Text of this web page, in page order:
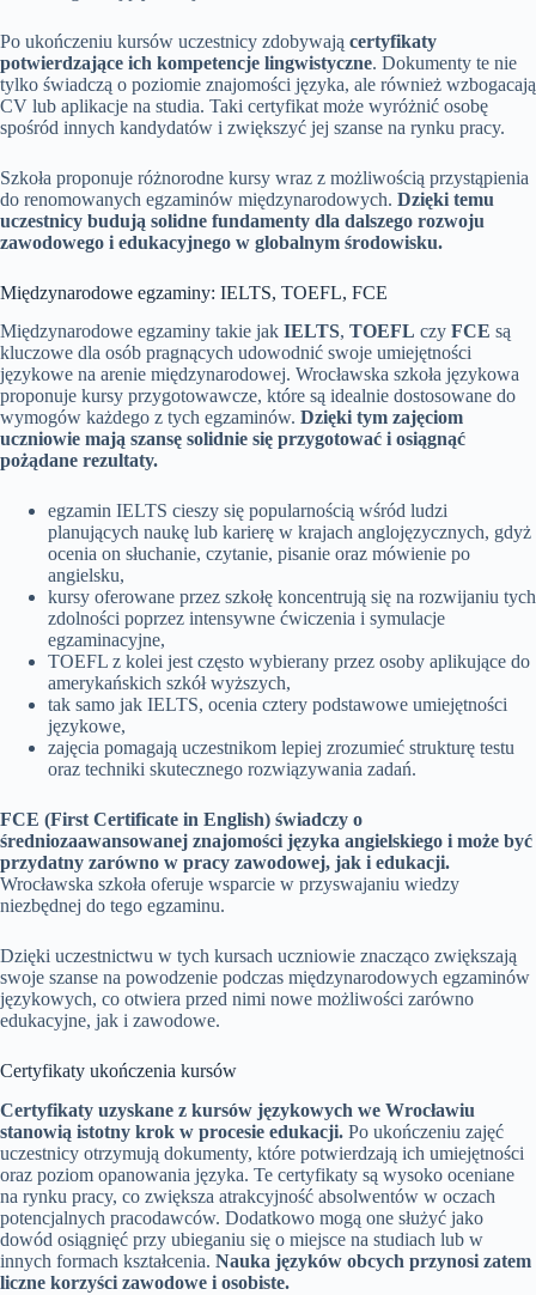
Po ukończeniu kursów uczestnicy zdobywają certyfikaty
potwierdzające ich kompetencje lingwistyczne. Dokumenty te nie
tylko świadczą o poziomie znajomości języka, ale również wzbogacają
CV lub aplikacje na studia. Taki certyfikat może wyróżnić osobę
spośród innych kandydatów i zwiększyć jej szanse na rynku pracy.
Szkoła proponuje różnorodne kursy wraz z możliwością przystąpienia
do renomowanych egzaminów międzynarodowych. Dzięki temu
uczestnicy budują solidne fundamenty dla dalszego rozwoju
zawodowego i edukacyjnego w globalnym środowisku.
Międzynarodowe egzaminy: IELTS, TOEFL, FCE
Międzynarodowe egzaminy takie jak IELTS, TOEFL czy FCE są
kluczowe dla osób pragnących udowodnić swoje umiejętności
językowe na arenie międzynarodowej. Wrocławska szkoła językowa
proponuje kursy przygotowawcze, które są idealnie dostosowane do
wymogów każdego z tych egzaminów. Dzięki tym zajęciom
uczniowie mają szansę solidnie się przygotować i osiągnąć
pożądane rezultaty.
egzamin IELTS cieszy się popularnością wśród ludzi
planujących naukę lub karierę w krajach anglojęzycznych, gdyż
ocenia on słuchanie, czytanie, pisanie oraz mówienie po
angielsku,
kursy oferowane przez szkołę koncentrują się na rozwijaniu tych
zdolności poprzez intensywne ćwiczenia i symulacje
egzaminacyjne,
TOEFL z kolei jest często wybierany przez osoby aplikujące do
amerykańskich szkół wyższych,
tak samo jak IELTS, ocenia cztery podstawowe umiejętności
językowe,
zajęcia pomagają uczestnikom lepiej zrozumieć strukturę testu
oraz techniki skutecznego rozwiązywania zadań.
FCE (First Certificate in English) świadczy o
średniozaawansowanej znajomości języka angielskiego i może być
przydatny zarówno w pracy zawodowej, jak i edukacji.
Wrocławska szkoła oferuje wsparcie w przyswajaniu wiedzy
niezbędnej do tego egzaminu.
Dzięki uczestnictwu w tych kursach uczniowie znacząco zwiększają
swoje szanse na powodzenie podczas międzynarodowych egzaminów
językowych, co otwiera przed nimi nowe możliwości zarówno
edukacyjne, jak i zawodowe.
Certyfikaty ukończenia kursów
Certyfikaty uzyskane z kursów językowych we Wrocławiu
stanowią istotny krok w procesie edukacji. Po ukończeniu zajęć
uczestnicy otrzymują dokumenty, które potwierdzają ich umiejętności
oraz poziom opanowania języka. Te certyfikaty są wysoko oceniane
na rynku pracy, co zwiększa atrakcyjność absolwentów w oczach
potencjalnych pracodawców. Dodatkowo mogą one służyć jako
dowód osiągnięć przy ubieganiu się o miejsce na studiach lub w
innych formach kształcenia. Nauka języków obcych przynosi zatem
liczne korzyści zawodowe i osobiste.